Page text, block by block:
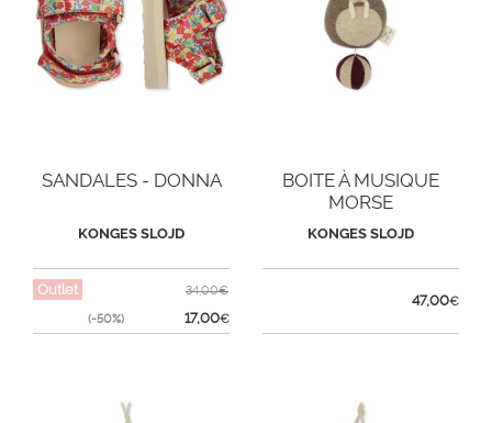
SANDALES - DONNA
KONGES SLOJD
Outlet
(-50%)
34,00€
17,00€
BOITE À MUSIQUE
MORSE
KONGES SLOJD
47,00€